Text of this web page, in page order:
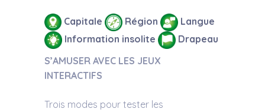
Capitale Région
Langue
Information insolite
Drapeau
S’AMUSER AVEC LES JEUX
INTERACTIFS
Trois modes pour tester les